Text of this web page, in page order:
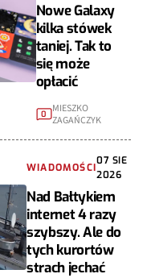
Nowe Galaxy
kilka stówek
taniej. Tak to
się może
opłacić
0 MIESZKO
ZAGAŃCZYK
WIADOMOŚCI
07 SIE
2026
Nad Bałtykiem
internet 4 razy
szybszy. Ale do
tych kurortów
strach jechać